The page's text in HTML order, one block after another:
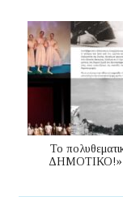
Το
ΔΗΜΟΤΙΚΟ!»